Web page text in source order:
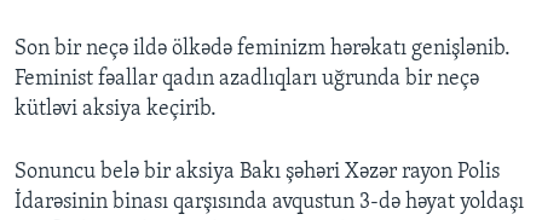
Son bir neçə ildə ölkədə feminizm hərəkatı genişlənib.
Feminist fəallar qadın azadlıqları uğrunda bir neçə
kütləvi aksiya keçirib.
Sonuncu belə bir aksiya Bakı şəhəri Xəzər rayon Polis
İdarəsinin binası qarşısında avqustun 3-də həyat yoldaşı